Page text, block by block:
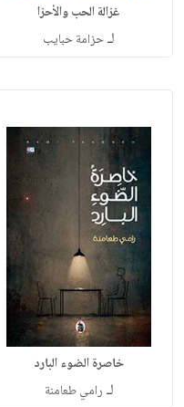
غزالة الحب والأحزا
لـحزامة حبايب
خاصرة الضوء البارد
لـ رامي طعامنة